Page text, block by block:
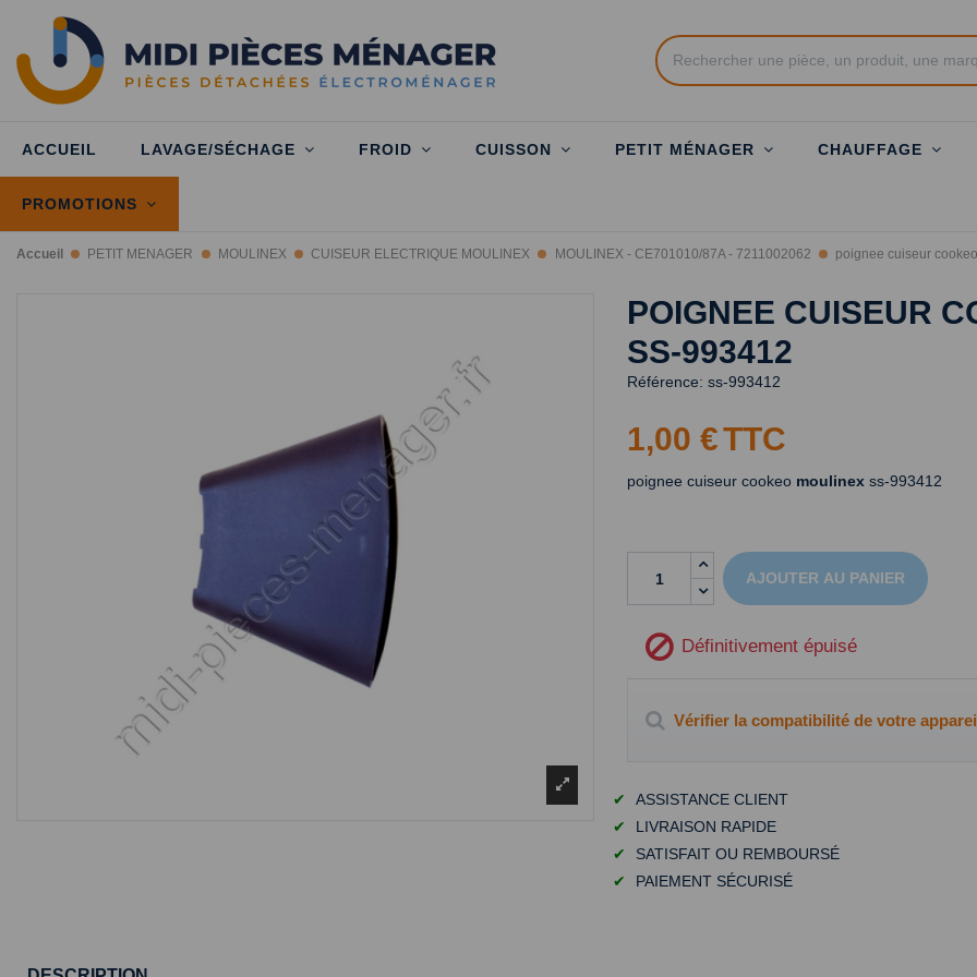
ACCUEIL LAVAGE/SÉCHAGE FROID CUISSON PETIT MÉNAGER CHAUFFAGE
PROMOTIONS
Accueil PETIT MENAGER MOULINEX CUISEUR ELECTRIQUE MOULINEX MOULINEX - CE701010/87A - 7211002062 poignee cuiseur
POIGNEE CUISEUR
SS-993412
Référence: ss-993412
1,00 €TTC
poignee cuiseur cookeo moulinex ss-993412
AJOUTER AU PANIER
Définitivement épuisé
Vérifier la compatibilité de votre
✔
ASSISTANCE CLIENT
✔
LIVRAISON RAPIDE
✔
SATISFAIT OU REMBOURSÉ
✔
PAIEMENT SÉCURISÉ